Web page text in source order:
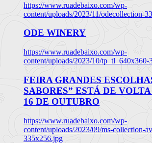
https://www.ruadebaixo.com/wp-
content/uploads/2023/11/odecollection-
ODE WINERY
https://www.ruadebaixo.com/wp-
content/uploads/2023/10/tp_tl_640x360-
FEIRA GRANDES
SABORES” ESTÁ DE
16 DE OUTUBRO
https://www.ruadebaixo.com/wp-
content/uploads/2023/09/ms-collection-
335x256.jpg